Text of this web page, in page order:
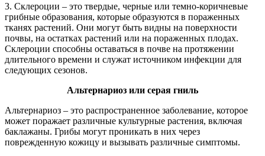
3. Склероции – это твердые, черные или темно-коричневые
грибные образования, которые образуются в пораженных
тканях растений. Они могут быть видны на поверхности
почвы, на остатках растений или на пораженных плодах.
Склероции способны оставаться в почве на протяжении
длительного времени и служат источником инфекции для
следующих сезонов.
Альтернариоз или серая гниль
Альтернариоз – это распространенное заболевание, которое
может поражает различные культурные растения, включая
баклажаны. Грибы могут проникать в них через
поврежденную кожицу и вызывать различные симптомы.